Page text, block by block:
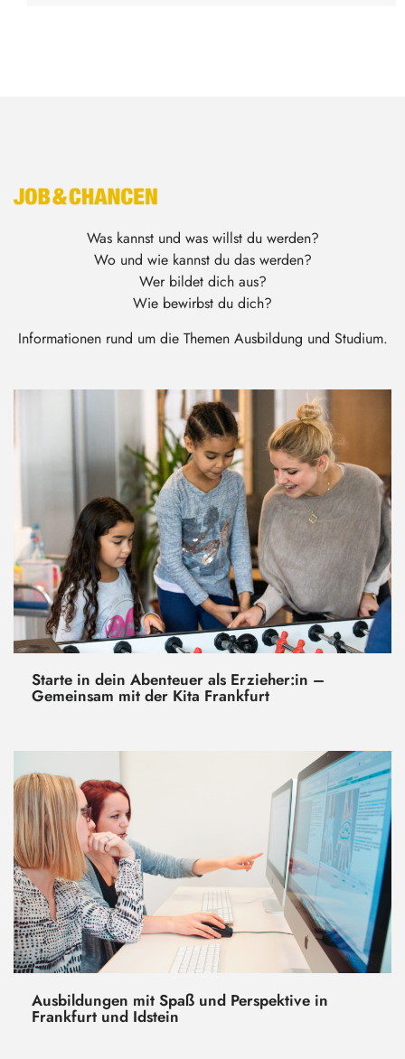
Was kannst und was willst du werden?
Wo und wie kannst du das werden?
Wer bildet dich aus?
Wie bewirbst du dich?
Informationen rund um die Themen Ausbildung und Studium.
Starte in dein Abenteuer als Erzieher:in –
Gemeinsam mit der Kita Frankfurt
Ausbildungen mit Spaß und Perspektive in
Frankfurt und Idstein